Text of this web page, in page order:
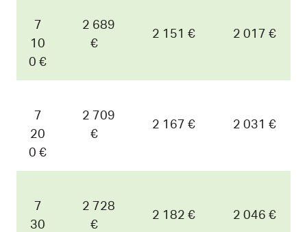
7
10
0 €
2 689
€
2 151 € 2 017 €
7
20
0 €
2 709
€
2 167 € 2 031 €
7
30
2 728
€
2 182 € 2 046 €